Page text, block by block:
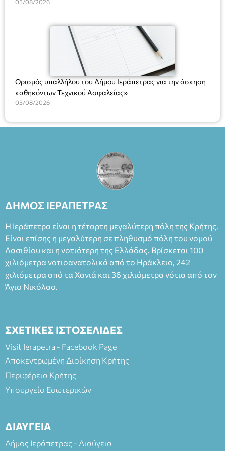
Υπηρεσιών για αποφάσεις, πιστοποιητικά, πράξεις και
(Ν. 5314/2026).»
05/08/2026
Ορισμός υπαλλήλου του Δήμου Ιεράπετρας για την άσκηση
καθηκόντων Τεχνικού Ασφαλείας»
05/08/2026
ΔΗΜΟΣ ΙΕΡΑΠΕΤΡΑΣ
Η Ιεράπετρα είναι η τέταρτη μεγαλύτερη πόλη της Κρήτης.
Είναι επίσης η μεγαλύτερη σε πληθυσμό πόλη του νομού
Λασιθίου και η νοτιότερη της Ελλάδας. Βρίσκεται 100
χιλιόμετρα νοτιοανατολικά από το Ηράκλειο, 242
χιλιόμετρα από τα Χανιά και 36 χιλιόμετρα νότια από τον
Άγιο Νικόλαο.
ΣΧΕΤΙΚΕΣ ΙΣΤΟΣΕΛΙΔΕΣ
Visit Ierapetra - Facebook Page
Αποκεντρωμένη Διοίκηση Κρήτης
Περιφέρεια Κρήτης
Υπουργείο Εσωτερικών
ΔΙΑΥΓΕΙΑ
Δήμος Ιεράπετρας - Διαύγεια